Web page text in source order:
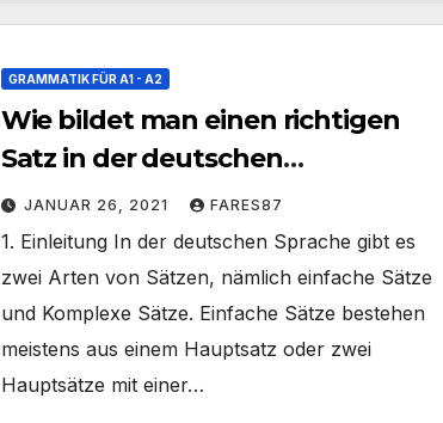
GRAMMATIK FÜR A1 - A2
Wie bildet man einen richtigen
Satz in der deutschen
Sprache_Nebensätze
JANUAR 26, 2021 FARES87
1. Einleitung In der deutschen Sprache gibt es
zwei Arten von Sätzen, nämlich einfache Sätze
und Komplexe Sätze. Einfache Sätze bestehen
meistens aus einem Hauptsatz oder zwei
Hauptsätze mit einer…